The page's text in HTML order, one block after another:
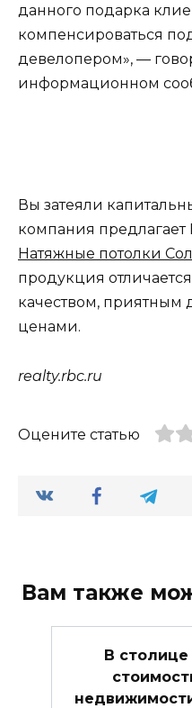
данного подарка
компенсироваться
девелопером», —
информационном
Вы затеяли
компания
Натяжные потолки
продукция
качеством,
ценами.
realty.rbc.ru
Оцените статью
Вам также
В столице